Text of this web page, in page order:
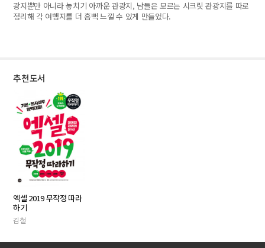
광지뿐만 아니라 놓치기 아까운 관광지, 남들은 모르는 시크릿 관광지를 따로
정리해 각 여행지를 더 흠뻑 느낄 수 있게 만들었다.
추천도서
엑셀 2019 무작정 따라
하기
김철